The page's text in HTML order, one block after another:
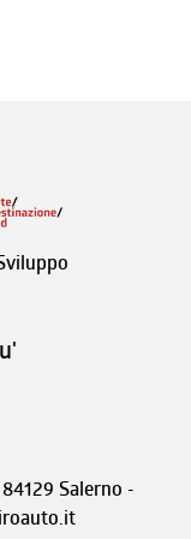
Salerno -